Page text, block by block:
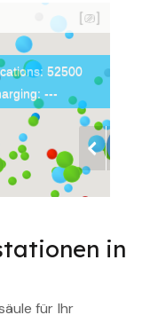
in
für Ihr